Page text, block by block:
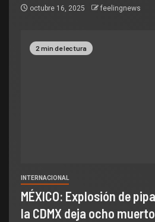
octubre 16, 2025 feelingnews
2 min de lectura
INTERNACIONAL
MÉXICO: Explosión de
la CDMX deja ocho